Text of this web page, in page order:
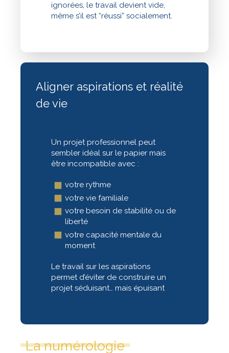
ignorées, le travail devient vide,
même s’il est “réussi” socialement.
Aligner aspirations et réalité
de vie
Un projet professionnel peut
sembler idéal sur le papier mais
être incompatible avec :
votre rythme
votre vie familiale
votre besoin de stabilité ou de
liberté
votre capacité mentale du
moment
Le travail sur les aspirations
permet d’éviter de construire un
projet séduisant… mais épuisant
La numérologie